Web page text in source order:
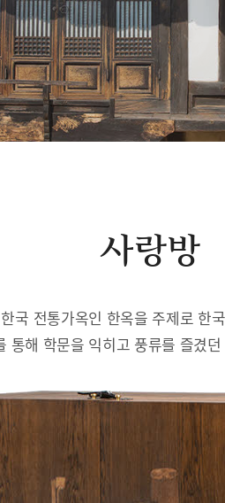
사랑방
국 전통가옥인 한옥을 주제로 한
통해 학문을 익히고 풍류를 즐겼